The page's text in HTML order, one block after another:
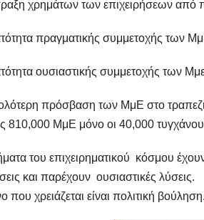
χρημάτων των επιχειρήσεων από
πραγματικής συμμετοχής των
ουσιαστικής συμμετοχής των
πρόσβαση των ΜμΕ στο
810,000 ΜμΕ μόνο οι 40,000
του επιχειρηματικού κόσμου
και παρέχουν ουσιαστικές λύσεις.
που χρειάζεται είναι πολιτική βούληση.